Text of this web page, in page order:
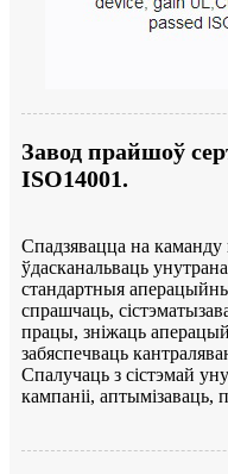
Завод прайшоў
ISO14001.
Спадзявацца на каманду
ўдасканальваць
стандартныя
спрашчаць,
працы, зніжаць
забяспечваць
Спалучаць з сістэмай
кампаніі, аптымізаваць,